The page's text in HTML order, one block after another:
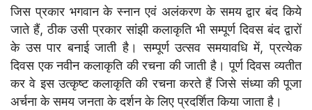
जिस प्रकार भगवान के स्नान एवं अलंकरण के समय द्वार बंद किये
जाते हैं, ठीक उसी प्रकार सांझी कलाकृति भी सम्पूर्ण दिवस बंद द्वारों
के उस पार बनाई जाती है। सम्पूर्ण उत्सव समयावधि में, प्रत्येक
दिवस एक नवीन कलाकृति की रचना की जाती है। पूर्ण दिवस व्यतीत
कर वे इस उत्कृष्ट कलाकृति की रचना करते हैं जिसे संध्या की पूजा
अर्चना के समय जनता के दर्शन के लिए प्रदर्शित किया जाता है।